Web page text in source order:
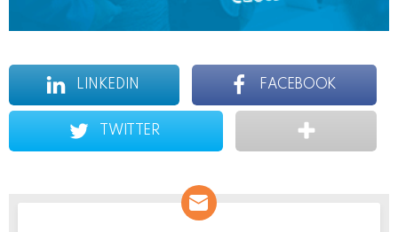
LINKEDIN FACEBOOK
TWITTER